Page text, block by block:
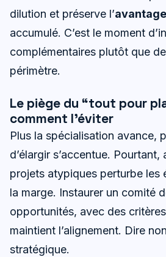
dilution et préserve l’
accumulé. C’est le moment
complémentaires plutôt que
périmètre.
Le piège du “tout pour
comment l’éviter
Plus la spécialisation avance,
d’élargir s’accentue.
projets atypiques perturbe les
la marge. Instaurer un comité
opportunités, avec des
maintient l’alignement. Dire
stratégique.